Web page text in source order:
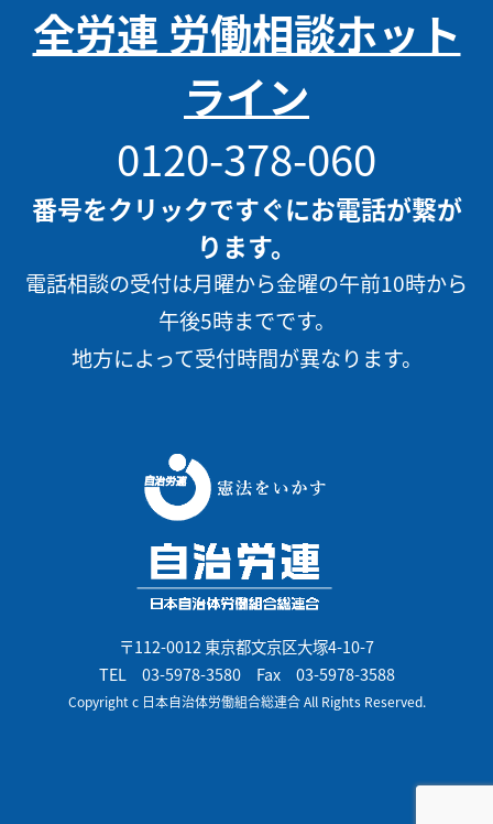
全労連 労働相談ホット
ライン
0120-378-060
番号をクリックですぐにお電話が繋が
ります。
電話相談の受付は月曜から金曜の午前10時から
午後5時までです。
地方によって受付時間が異なります。
〒112-0012 東京都文京区大塚4-10-7
TEL 03-5978-3580Fax 03-5978-3588
Copyright c 日本自治体労働組合総連合 All Rights Reserved.